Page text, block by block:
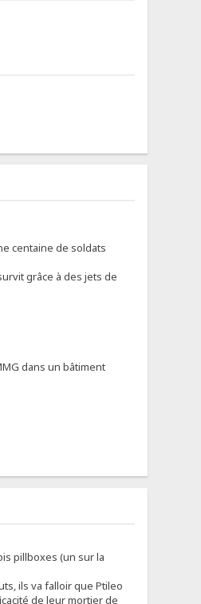
centaine de soldats
grâce à des jets de
dans un bâtiment
pillboxes (un sur la
ils va falloir que Ptileo
de leur mortier de